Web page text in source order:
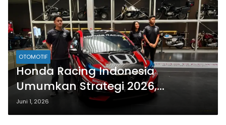
OTOMOTIF
Honda Racing Indonesia
Umumkan Strategi 2026,
Hadirkan Pembalap Baru dan
Identitas Visual Lebih Agresif
Juni 1, 2026